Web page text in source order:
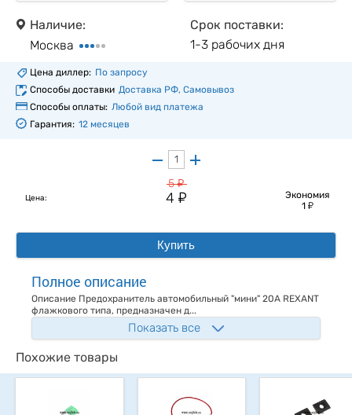
Наличие:
Москва
Срок поставки:
1-3 рабочих дня
Цена диллер: По запросу
Способы доставки Доставка РФ, Самовывоз
Способы оплаты: Любой вид платежа
Гарантия: 12 месяцев
Цена:
5у
4 у
Экономия
1 у
Купить
Полное описание
Описание Предохранитель автомобильный "мини" 20А REXANT
флажкового типа, предназначен д...
Показать все
Похожие товары